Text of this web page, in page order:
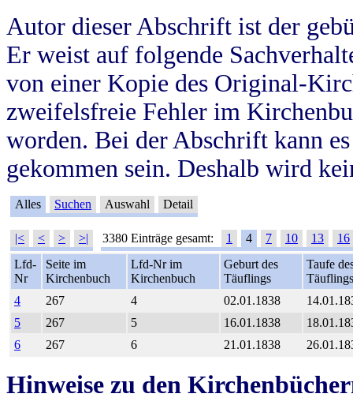
Autor dieser Abschrift ist der
Er weist auf folgende
von einer Kopie des Original-
zweifelsfreie Fehler im
worden. Bei der Abschrift kann
gekommen sein. Deshalb wird
Alles Suchen Auswahl Detail
|< < > >| 3380 Einträge gesamt: 1 4 7 10 13
16
Lfd-
Nr
Seite im
Kirchenbuch
Lfd-Nr im
Kirchenbuch
Geburt des
Täuflings
Taufe
Täuflings
4
267 4 02.01.1838
5
267 5 16.01.1838
6
267 6 21.01.1838
Hinweise zu den